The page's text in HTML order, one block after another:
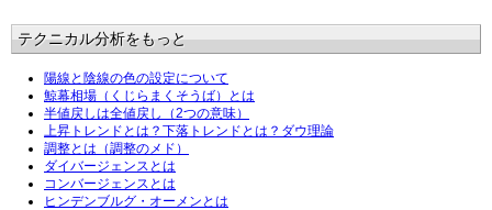
テクニカル分析をもっと
陽線と陰線の色の設定について
鯨幕相場（くじらまくそうば）とは
半値戻しは全値戻し（2つの意味）
上昇トレンドとは？下落トレンドとは？ダウ理論
調整とは（調整のメド）
ダイバージェンスとは
コンバージェンスとは
ヒンデンブルグ・オーメンとは